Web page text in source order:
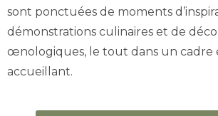
sont ponctuées de moments
démonstrations culinaires et de
œnologiques, le tout dans un cadre
accueillant.